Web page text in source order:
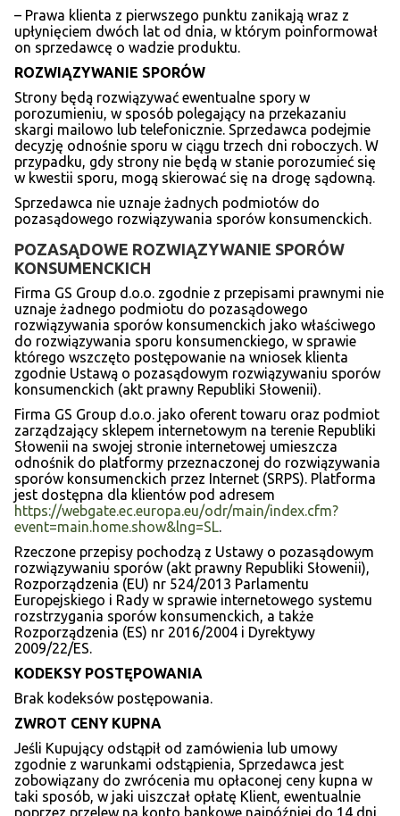
– Prawa klienta z pierwszego punktu zanikają wraz z
upłynięciem dwóch lat od dnia, w którym poinformował
on sprzedawcę o wadzie produktu.
ROZWI ĄZYWANIE SPORÓW
Strony będą rozwiązywać ewentualne spory w
porozumieniu, w sposób polegający na przekazaniu
skargi mailowo lub telefonicznie. Sprzedawca podejmie
decyzję odnośnie sporu w ciągu trzech dni roboczych. W
przypadku, gdy strony nie będą w stanie porozumieć się
w kwestii sporu, mogą skierować się na drogę sądowną.
Sprzedawca nie uznaje żadnych podmiotów do
pozasądowego rozwiązywania sporów konsumenckich.
POZASĄDOWE ROZWIĄZYWANIE SPORÓW
KONSUMENCKICH
Firma GS Group d.o.o. zgodnie z przepisami prawnymi nie
uznaje żadnego podmiotu do pozasądowego
rozwiązywania sporów konsumenckich jako właściwego
do rozwiązywania sporu konsumenckiego, w sprawie
którego wszczęto postępowanie na wniosek klienta
zgodnie Ustawą o pozasądowym rozwiązywaniu sporów
konsumenckich (akt prawny Republiki Słowenii).
Firma GS Group d.o.o. jako oferent towaru oraz podmiot
zarządzający sklepem internetowym na terenie Republiki
Słowenii na swojej stronie internetowej umieszcza
odnośnik do platformy przeznaczonej do rozwiązywania
sporów konsumenckich przez Internet (SRPS). Platforma
jest dostępna dla klientów pod adresem
https://webgate.ec.europa.eu/odr/main/index.cfm?
event=main.home.show&lng=SL.
Rzeczone przepisy pochodzą z Ustawy o pozasądowym
rozwiązywaniu sporów (akt prawny Republiki Słowenii),
Rozporządzenia (EU) nr 524/2013 Parlamentu
Europejskiego i Rady w sprawie internetowego systemu
rozstrzygania sporów konsumenckich, a także
Rozporządzenia (ES) nr 2016/2004 i Dyrektywy
2009/22/ES.
KODEKSY POSTĘPOWANIA
Brak kodeksów postępowania.
ZWROT CENY KUPNA
Jeśli Kupujący odstąpił od zamówienia lub umowy
zgodnie z warunkami odstąpienia, Sprzedawca jest
zobowiązany do zwrócenia mu opłaconej ceny kupna w
taki sposób, w jaki uiszczał opłatę Klient, ewentualnie
poprzez przelew na konto bankowe najpóźniej do 14 dni